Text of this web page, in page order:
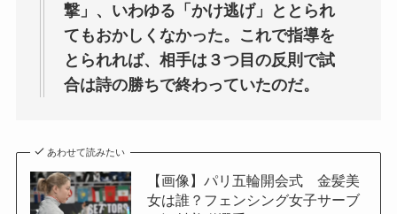
撃」、いわゆる「かけ逃げ」ととられ
てもおかしくなかった。これで指導を
とられれば、相手は３つ目の反則で試
合は詩の勝ちで終わっていたのだ。
あわせて読みたい
【画像】パリ五輪開会式 金髪美
女は誰？フェンシング女子サーブ